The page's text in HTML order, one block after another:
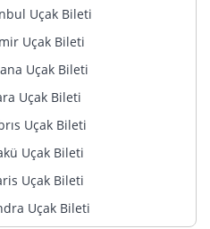
Uçak Bileti
Uçak Bileti
Uçak Bileti
Uçak Bileti
Uçak Bileti
Uçak Bileti
Uçak Bileti
Uçak Bileti